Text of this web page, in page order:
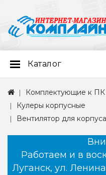
Каталог
Комплектующие к ПК
Кулеры корпусные
Вентилятор для
Работаем и в
Луганск, ул.